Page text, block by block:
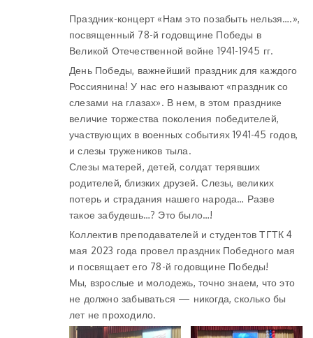
Праздник-концерт «Нам это позабыть нельзя….»,
посвященный 78-й годовщине Победы в
Великой Отечественной войне 1941-1945 гг.
День Победы, важнейший праздник для каждого
Россиянина! У нас его называют «праздник со
слезами на глазах». В нем, в этом празднике
величие торжества поколения победителей,
участвующих в военных событиях 1941-45 годов,
и слезы тружеников тыла.
Слезы матерей, детей, солдат терявших
родителей, близких друзей. Слезы, великих
потерь и страдания нашего народа… Разве
такое забудешь…? Это было…!
Коллектив преподавателей и студентов ТГТК 4
мая 2023 года провел праздник Победного мая
и посвящает его 78-й годовщине Победы!
Мы, взрослые и молодежь, точно знаем, что это
не должно забываться — никогда, сколько бы
лет не проходило.